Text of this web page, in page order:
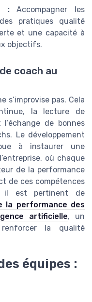
:Accompagner les
pratiques qualité
et une capacité à
objectifs.
coach au
s’improvise pas. Cela
la lecture de
de bonnes
Le développement
à instaurer une
où chaque
de la performance
de ces compétences
il est pertinent de
la performance des
artificielle, un
renforcer la qualité
équipes :